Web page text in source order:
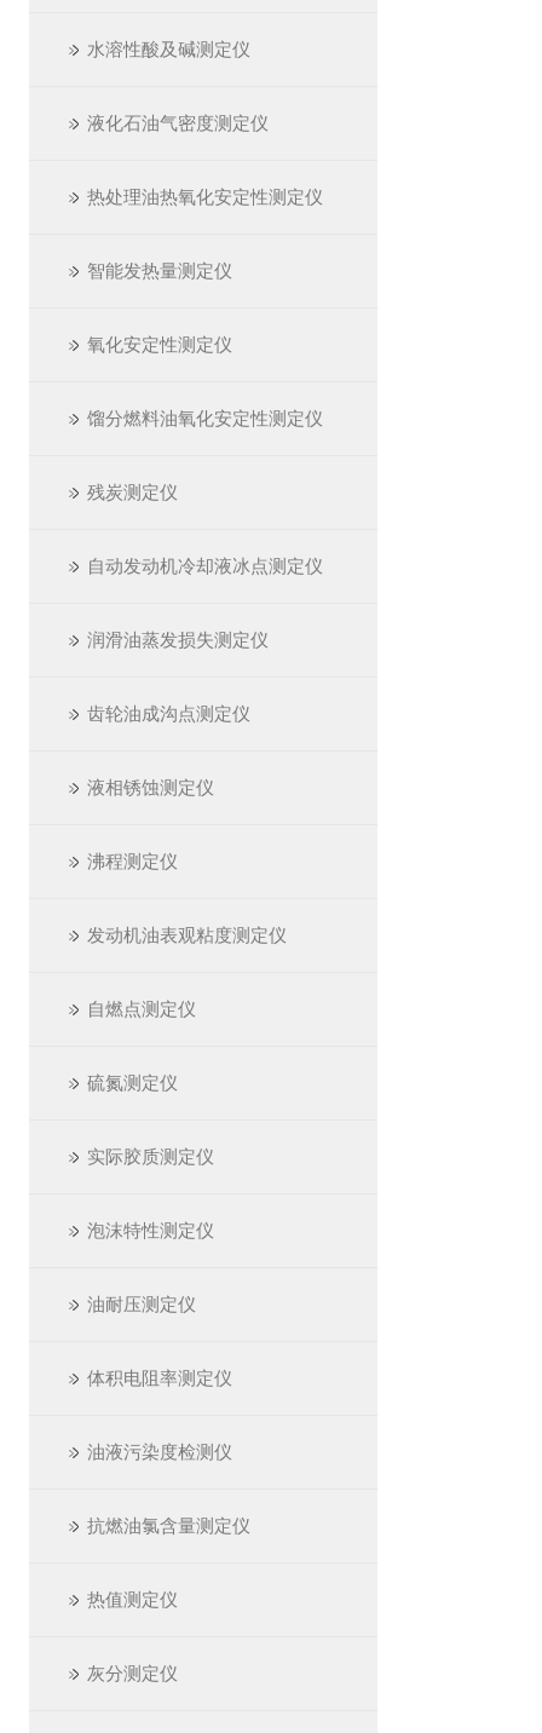
水溶性酸及碱测定仪
液化石油气密度测定仪
热处理油热氧化安定性测定仪
智能发热量测定仪
氧化安定性测定仪
馏分燃料油氧化安定性测定仪
残炭测定仪
自动发动机冷却液冰点测定仪
润滑油蒸发损失测定仪
齿轮油成沟点测定仪
液相锈蚀测定仪
沸程测定仪
发动机油表观粘度测定仪
自燃点测定仪
硫氮测定仪
实际胶质测定仪
泡沫特性测定仪
油耐压测定仪
体积电阻率测定仪
油液污染度检测仪
抗燃油氯含量测定仪
热值测定仪
灰分测定仪